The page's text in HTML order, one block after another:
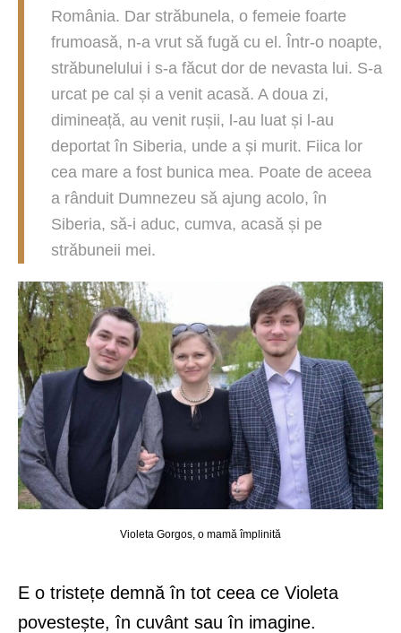
România. Dar străbunela, o femeie foarte
frumoasă, n-a vrut să fugă cu el. Într-o noapte,
străbunelului i s-a făcut dor de nevasta lui. S-a
urcat pe cal și a venit acasă. A doua zi,
dimineață, au venit rușii, l-au luat și l-au
deportat în Siberia, unde a și murit. Fiica lor
cea mare a fost bunica mea. Poate de aceea
a rânduit Dumnezeu să ajung acolo, în
Siberia, să-i aduc, cumva, acasă și pe
străbuneii mei.
Violeta Gorgos, o mamă împlinită
E o tristețe demnă în tot ceea ce Violeta
povestește, în cuvânt sau în imagine.